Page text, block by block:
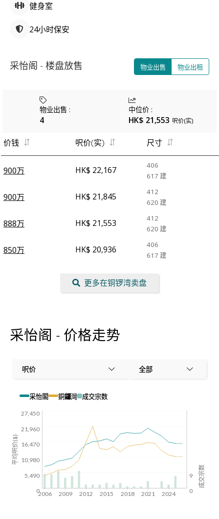
健身室
24小时保安
采怡阁 - 楼盘放售 物业出售 物业出租
物业出售 :
4
中位价:
HK$ 21,553 呎价(实)
价钱 呎价(实) 尺寸
900万 HK$ 22,167
406
617 建
900万 HK$ 21,845
412
620 建
888万 HK$ 21,553
412
620 建
850万 HK$ 20,936
406
617 建
更多在铜锣湾卖盘
采怡阁 - 价格走势
呎价 全部
采怡閣 銅鑼灣 成交宗数
9
0
2006 2009 2012 2015 2018 2021 2024
成交宗数
27,450
21,960
16,470
10,980
5,490
0
平均呎价($)